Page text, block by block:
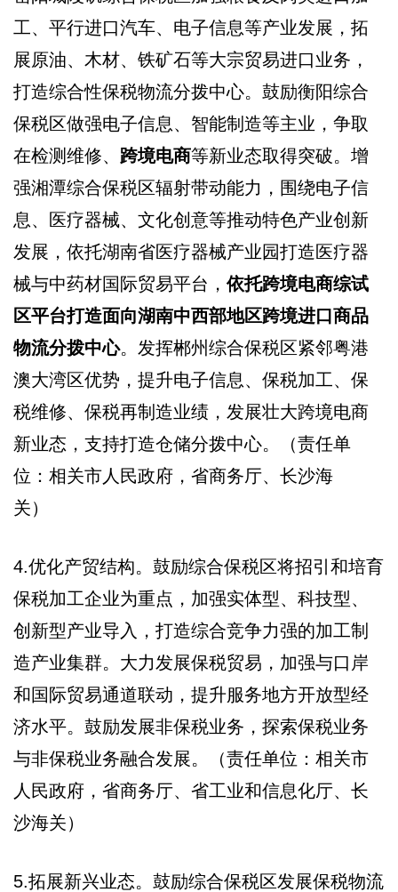
工、平行进口汽车、电子信息等产业发展，拓
展原油、木材、铁矿石等大宗贸易进口业务，
打造综合性保税物流分拨中心。鼓励衡阳综合
保税区做强电子信息、智能制造等主业，争取
在检测维修、 跨境电商等新业态取得突破。增
强湘潭综合保税区辐射带动能力，围绕电子信
息、医疗器械、文化创意等推动特色产业创新
发展，依托湖南省医疗器械产业园打造医疗器
械与中药材国际贸易平台， 依托跨境电商综试
区平台打造面向湖南中西部地区跨境进口商品
物流分拨中心。发挥郴州综合保税区紧邻粤港
澳大湾区优势，提升电子信息、保税加工、保
税维修、保税再制造业绩，发展壮大跨境电商
新业态，支持打造仓储分拨中心。（责任单
位：相关市人民政府，省商务厅、长沙海
关）
4.优化产贸结构。鼓励综合保税区将招引和培育
保税加工企业为重点，加强实体型、科技型、
创新型产业导入，打造综合竞争力强的加工制
造产业集群。大力发展保税贸易，加强与口岸
和国际贸易通道联动，提升服务地方开放型经
济水平。鼓励发展非保税业务，探索保税业务
与非保税业务融合发展。（责任单位：相关市
人民政府，省商务厅、省工业和信息化厅、长
沙海关）
5.拓展新兴业态。鼓励综合保税区发展保税物流